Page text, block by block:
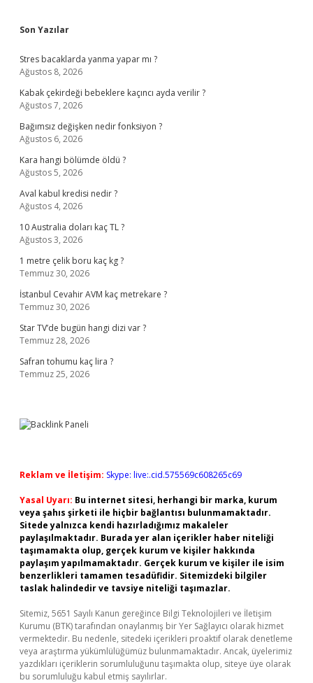
Sidebar
Son Yazılar
Stres bacaklarda yanma yapar mı ?
Ağustos 8, 2026
Kabak çekirdeği bebeklere kaçıncı ayda verilir ?
Ağustos 7, 2026
Bağımsız değişken nedir fonksiyon ?
Ağustos 6, 2026
Kara hangi bölümde öldü ?
Ağustos 5, 2026
Aval kabul kredisi nedir ?
Ağustos 4, 2026
10 Australia doları kaç TL ?
Ağustos 3, 2026
1 metre çelik boru kaç kg ?
Temmuz 30, 2026
İstanbul Cevahir AVM kaç metrekare ?
Temmuz 30, 2026
Star TV’de bugün hangi dizi var ?
Temmuz 28, 2026
Safran tohumu kaç lira ?
Temmuz 25, 2026
Reklam ve İletişim: Skype: live:.cid.575569c608265c69
Yasal Uyarı: Bu internet sitesi, herhangi bir marka, kurum
veya şahıs şirketi ile hiçbir bağlantısı bulunmamaktadır.
Sitede yalnızca kendi hazırladığımız makaleler
paylaşılmaktadır. Burada yer alan içerikler haber niteliği
taşımamakta olup, gerçek kurum ve kişiler hakkında
paylaşım yapılmamaktadır. Gerçek kurum ve kişiler ile isim
benzerlikleri tamamen tesadüfidir. Sitemizdeki bilgiler
taslak halindedir ve tavsiye niteliği taşımazlar.
Sitemiz, 5651 Sayılı Kanun gereğince Bilgi Teknolojileri ve İletişim
Kurumu (BTK) tarafından onaylanmış bir Yer Sağlayıcı olarak hizmet
vermektedir. Bu nedenle, sitedeki içerikleri proaktif olarak denetleme
veya araştırma yükümlülüğümüz bulunmamaktadır. Ancak, üyelerimiz
yazdıkları içeriklerin sorumluluğunu taşımakta olup, siteye üye olarak
bu sorumluluğu kabul etmiş sayılırlar.